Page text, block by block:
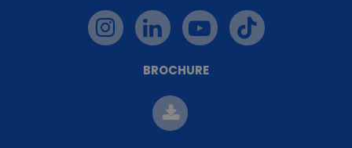
BROCHURE